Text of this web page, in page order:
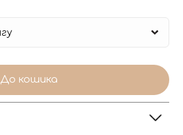
До кошика